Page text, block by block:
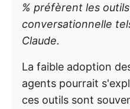
% préfèrent les
conversationnelle
Claude.
La faible adoption
agents pourrait
ces outils sont